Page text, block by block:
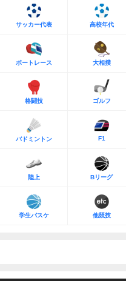
サッカー代表 高校年代
ボートレース 大相撲
格闘技 ゴルフ
バドミントン F1
陸上 Bリーグ
学生バスケ 他競技